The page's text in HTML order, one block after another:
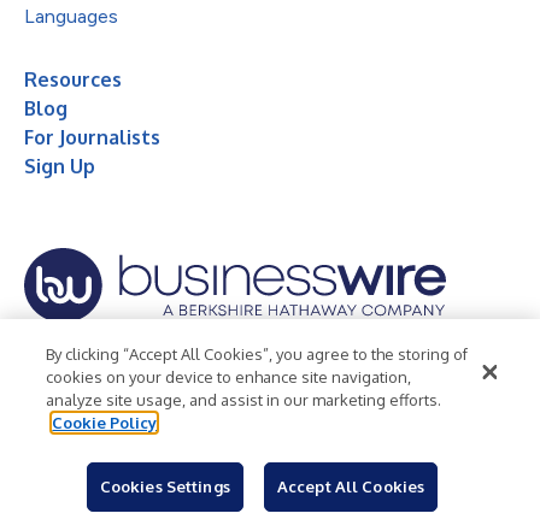
Languages
Resources
Blog
For Journalists
Sign Up
© 2026 Business Wire, Inc.
Privacy Policy Cookie Policy
Accessibility Statement
Terms of Use
Legal
By clicking “Accept All Cookies”, you agree to the storing of
cookies on your device to enhance site navigation,
analyze site usage, and assist in our marketing efforts.
Cookie Policy
Cookies Settings Accept All Cookies